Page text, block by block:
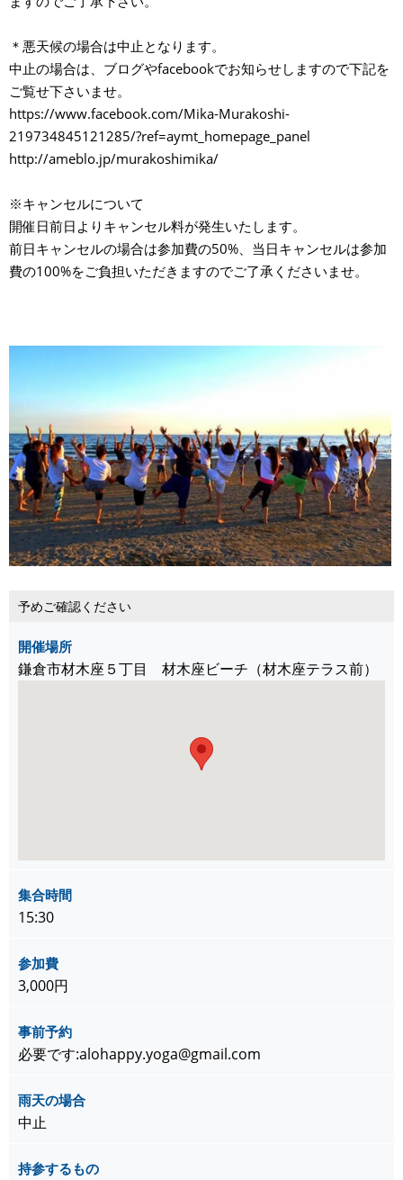
＊悪天候の場合は中止となります。
中止の場合は、ブログやfacebookでお知らせしますので下記を
ご覧せ下さいませ。
https://www.facebook.com/Mika-Murakoshi-
219734845121285/?ref=aymt_homepage_panel
http://ameblo.jp/murakoshimika/
※キャンセルについて
開催日前日よりキャンセル料が発生いたします。
前日キャンセルの場合は参加費の50%、当日キャンセルは参加
費の100%をご負担いただきますのでご了承くださいませ。
予めご確認ください
開催場所
鎌倉市材木座５丁目 材木座ビーチ（材木座テラス前）
集合時間
15:30
参加費
3,000円
事前予約
必要です:alohappy.yoga@gmail.com
雨天の場合
中止
持参するもの